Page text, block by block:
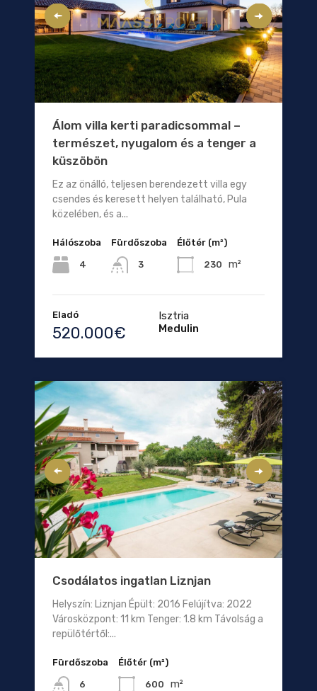
Álom villa kerti paradicsommal –
természet, nyugalom és a tenger a
küszöbön
Ez az önálló, teljesen berendezett villa egy
csendes és keresett helyen található, Pula
közelében, és a...
Hálószoba
4
Fürdőszoba
3
Élőtér (m²)
230 m²
Eladó
520.000€
Isztria
Medulin
Csodálatos ingatlan Liznjan
Helyszín: Liznjan Épült: 2016 Felújítva: 2022
Városközpont: 11 km Tenger: 1.8 km Távolság a
repülőtértől:...
Fürdőszoba
6
Élőtér (m²)
600 m²